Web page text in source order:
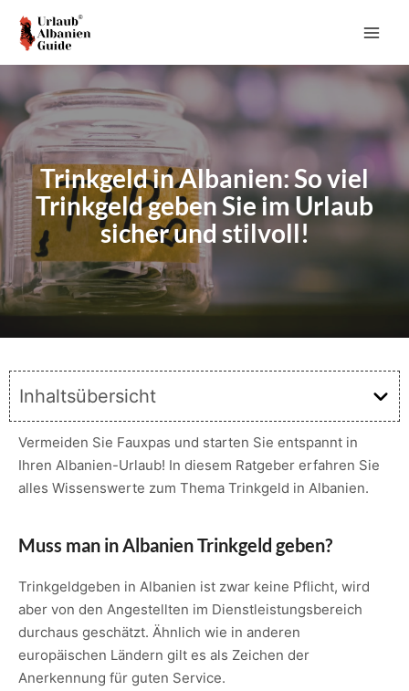
Inhalt
springen
Trinkgeld in Albanien: So viel
Trinkgeld geben Sie im Urlaub
sicher und stilvoll!
Inhaltsübersicht
Vermeiden Sie Fauxpas und starten Sie entspannt in
Ihren Albanien-Urlaub! In diesem Ratgeber erfahren Sie
alles Wissenswerte zum Thema Trinkgeld in Albanien.
Muss man in Albanien Trinkgeld geben?
Trinkgeldgeben in Albanien ist zwar keine Pflicht, wird
aber von den Angestellten im Dienstleistungsbereich
durchaus geschätzt. Ähnlich wie in anderen
europäischen Ländern gilt es als Zeichen der
Anerkennung für guten Service.